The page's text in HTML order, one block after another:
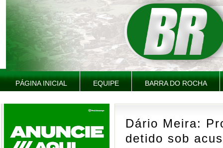
PÁGINA INICIAL EQUIPE BARRA DO ROCHA
Dário Meira:
detido sob